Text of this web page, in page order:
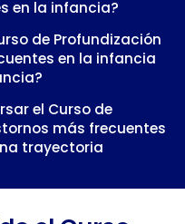
en la infancia?
de Profundización
en la infancia
el Curso de
más frecuentes
trayectoria